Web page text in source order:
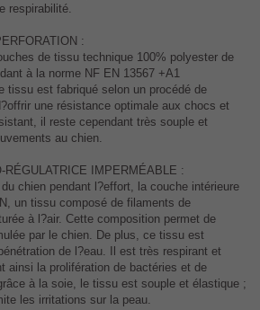
respirabilité.
:
de tissu technique 100% polyester de
à la norme NF EN 13567 +A1
tissu est fabriqué selon un procédé de
une résistance optimale aux chocs et
il reste cependant très souple et
au chien.
RÉGULATRICE IMPERMÉABLE :
chien pendant l?effort, la couche intérieure
un tissu composé de filaments de
à l?air. Cette composition permet de
par le chien. De plus, ce tissu est
de l?eau. Il est très respirant et
ainsi la prolifération de bactéries et de
à la soie, le tissu est souple et élastique ;
les irritations sur la peau.